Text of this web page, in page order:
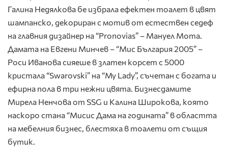
Галина Недялкова бе избрала ефектен тоалет в цвят
шампанско, декориран с мотив от естествен седеф
на главния дизайнер на “Pronovias” – Мануел Мота.
Дамата на Евгени Минчев – “Мис България 2005” –
Роси Иванова сияеше в златен корсет с 5000
кристала “Swarovski” на “My Lady”, съчетан с богата и
ефирна пола в три нежни цвята. Бизнесдамите
Мирела Ненчова от SSG и Калина Широкова, която
наскоро стана “Мисис Дама на годината” в областта
на мебелния бизнес, блестяха в тоалети от същия
бутик.